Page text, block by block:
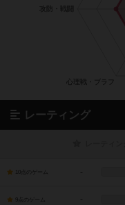
レーティング
10点のゲーム -
9点のゲーム -